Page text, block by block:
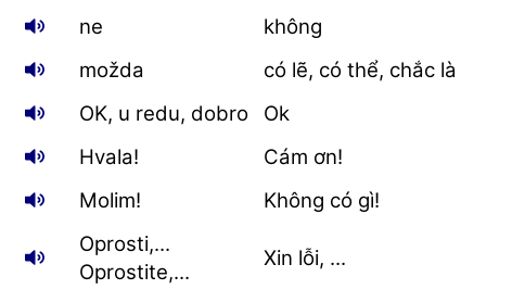
ne
không
možda
có lẽ, có thể, chắc là
OK, u redu, dobro
Ok
Hvala!
Cám ơn!
Molim!
Không có gì!
Oprosti,...
Oprostite,...
Xin lỗi, ...